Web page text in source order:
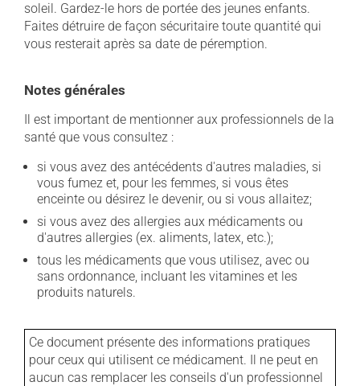
soleil. Gardez-le hors de portée des jeunes enfants.
Faites détruire de façon sécuritaire toute quantité qui
vous resterait après sa date de péremption.
Notes générales
Il est important de mentionner aux professionnels de la
santé que vous consultez :
si vous avez des antécédents d'autres maladies, si
vous fumez et, pour les femmes, si vous êtes
enceinte ou désirez le devenir, ou si vous allaitez;
si vous avez des allergies aux médicaments ou
d'autres allergies (ex. aliments, latex, etc.);
tous les médicaments que vous utilisez, avec ou
sans ordonnance, incluant les vitamines et les
produits naturels.
Ce document présente des informations pratiques
pour ceux qui utilisent ce médicament. Il ne peut en
aucun cas remplacer les conseils d'un professionnel